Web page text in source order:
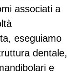
associati a
eseguiamo
dentale,
e